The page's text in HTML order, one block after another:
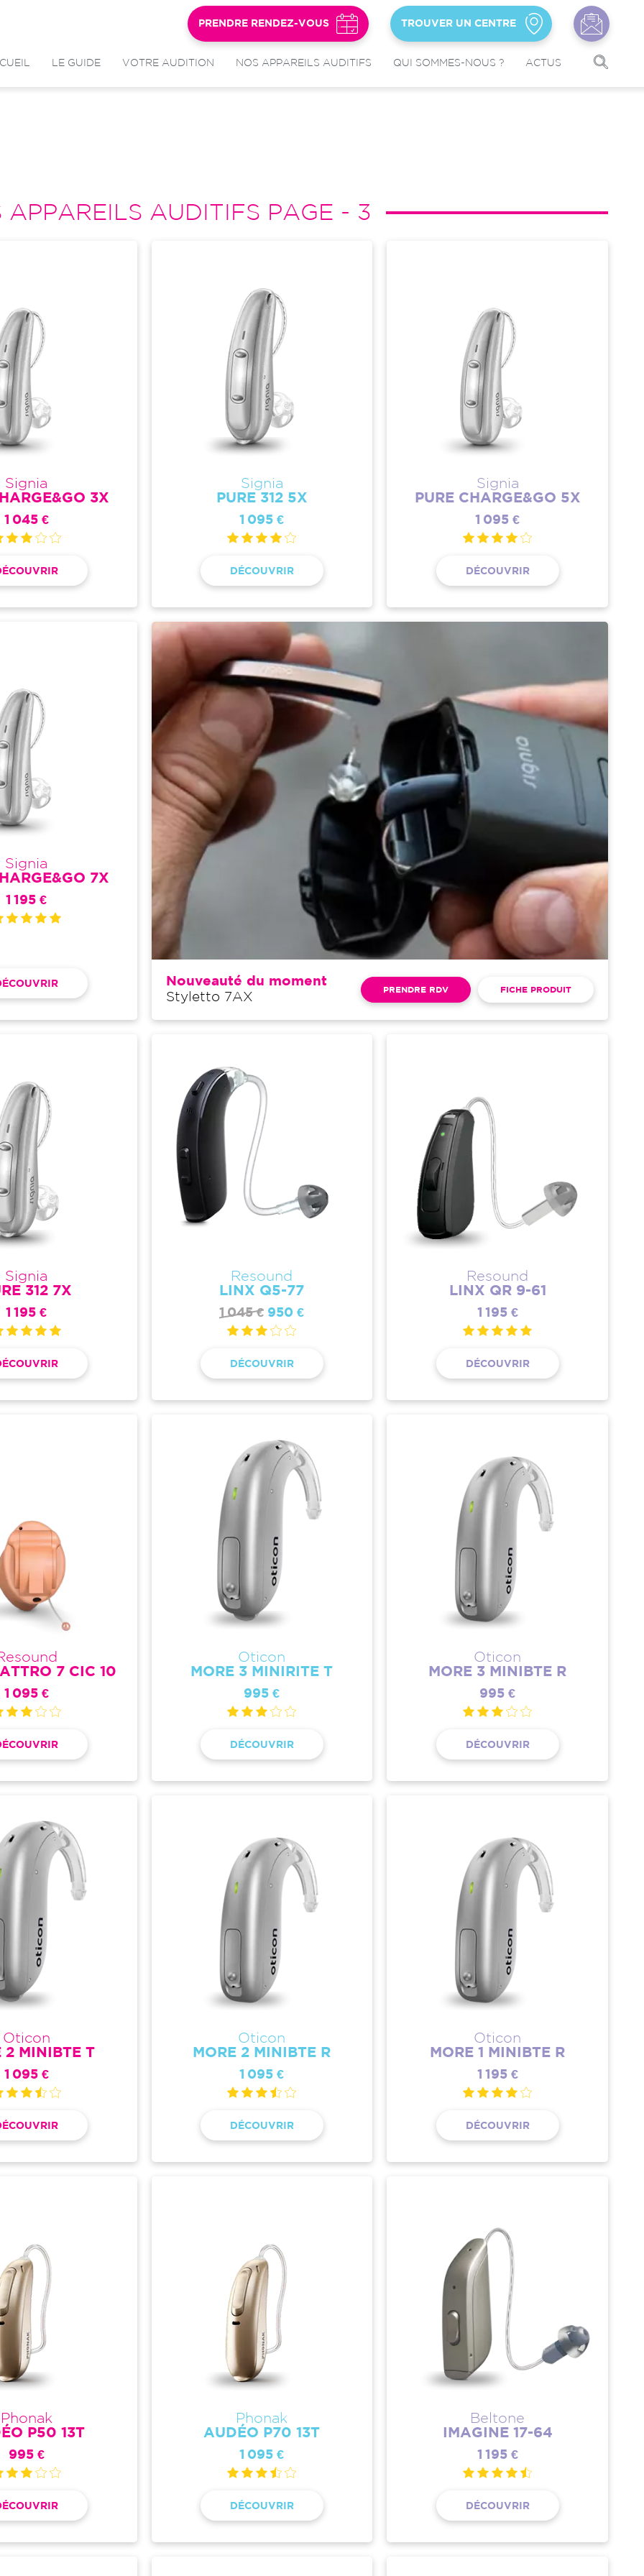
LE GUIDE VOTRE AUDITION NOS APPAREILS AUDITIFS QUI SOMMES-NOUS ? ACTUS
PRENDRE RENDEZ-VOUS TROUVER UN CENTRE
APPAREILS AUDITIFS PAGE - 3
Signia
3X
1 045 €
Signia
PURE 312 5X
1 095 €
DÉCOUVRIR
Signia
PURE CHARGE&GO 5X
1 095 €
DÉCOUVRIR
Signia
7X
1 195 €
Image
Nouveauté du moment
Styletto 7AX
PRENDRE RDV FICHE PRODUIT
Signia
312 7X
1 195 €
Resound
LINX Q5-77
1 045 € 950 €
DÉCOUVRIR
Resound
LINX QR 9-61
1 195 €
DÉCOUVRIR
7 CIC 10
1 095 €
Oticon
MORE 3 MINIRITE T
995 €
DÉCOUVRIR
Oticon
MORE 3 MINIBTE R
995 €
DÉCOUVRIR
Oticon
2 MINIBTE T
1 095 €
Oticon
MORE 2 MINIBTE R
1 095 €
DÉCOUVRIR
Oticon
MORE 1 MINIBTE R
1 195 €
DÉCOUVRIR
Phonak
P50 13T
995 €
Phonak
AUDÉO P70 13T
1 095 €
DÉCOUVRIR
Beltone
IMAGINE 17-64
1 195 €
DÉCOUVRIR